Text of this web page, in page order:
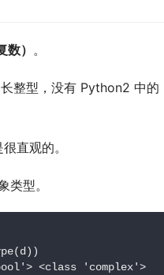
） 。
整型，没有 Python2 中的
直观的。
型。
(d ))
> <class 'complex'>